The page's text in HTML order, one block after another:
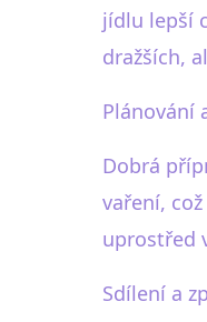
jídlu lepší
dražších,
Plánování
Dobrá
vaření,
uprostřed
Sdílení a